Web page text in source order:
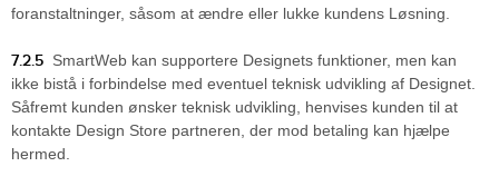
foranstaltninger, såsom at ændre eller lukke kundens Løsning.
7.2.5 SmartWeb kan supportere Designets funktioner, men kan
ikke bistå i forbindelse med eventuel teknisk udvikling af Designet.
Såfremt kunden ønsker teknisk udvikling, henvises kunden til at
kontakte Design Store partneren, der mod betaling kan hjælpe
hermed.